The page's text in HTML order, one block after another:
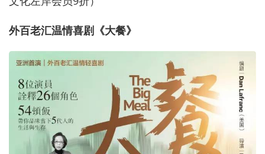
外百老汇温情喜剧《大餐》